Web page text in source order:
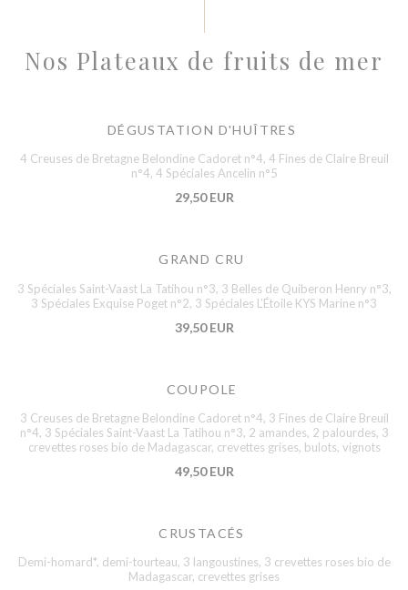
Nos Plateaux de fruits de mer
DÉGUSTATION D'HUÎTRES
4 Creuses de Bretagne Belondine Cadoret n°4, 4 Fines de Claire Breuil
n°4, 4 Spéciales Ancelin n°5
29,50 EUR
GRAND CRU
3 Spéciales Saint-Vaast La Tatihou n°3, 3 Belles de Quiberon Henry n°3,
3 Spéciales Exquise Poget n°2, 3 Spéciales L’Étoile KYS Marine n°3
39,50 EUR
COUPOLE
3 Creuses de Bretagne Belondine Cadoret n°4, 3 Fines de Claire Breuil
n°4, 3 Spéciales Saint-Vaast La Tatihou n°3, 2 amandes, 2 palourdes, 3
crevettes roses bio de Madagascar, crevettes grises, bulots, vignots
49,50 EUR
CRUSTACÉS
Demi-homard*, demi-tourteau, 3 langoustines, 3 crevettes roses bio de
Madagascar, crevettes grises